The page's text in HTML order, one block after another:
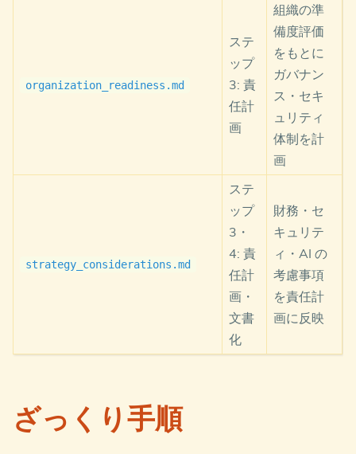
classDef input
classDef agent
classDef ccoe
    classDef da fill:#f66,stroke:#333,color:#fff;
classDef expert
    classDef hr fill:#cfc,stroke:#333,color:#333;
class
ポイントは、左部の黄色ノードが
戦略フェーズの成
（入力）で各エージェントが参照すること、
CCoE が計画フェーズでもオーケストレーターとして
全体を統括し自身も運用モデル選定とドキュメント
統合を担当すること、Devil’s Advocate のレビュー
organization_readiness.md
ステ
ップ
3: 責
任計
画
組織の準
備度評価
をもとに
ガバナン
ス・セキ
ュリティ
体制を計
画
strategy_considerations.md
ステ
ップ
3・
4: 責
任計
画・
文書
化
財務・セ
キュリテ
ィ・AI の
考慮事項
を責任計
画に反映
ざっくり手順